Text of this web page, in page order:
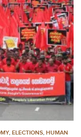
, ELECTIONS, HUMAN